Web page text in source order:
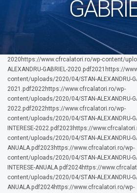
2020https://www.cfrcalatori.ro/wp-content/
ALEXANDRU-GABRIEL-2020.pdf2021https://
content/uploads/2020/04/STAN-ALEXANDRU-
2021.pdf2022https://www.cfrcalatori.ro/wp-
content/uploads/2020/04/STAN-ALEXANDRU-
2022.pdf2022https://www.cfrcalatori.ro/wp-
content/uploads/2020/04/STAN-ALEXANDRU-
INTERESE-2022.pdf2023https://
content/uploads/2020/04/STAN-ALEXANDRU-
ANUALA.pdf2023https://www.cfrcalatori.ro/wp-
content/uploads/2020/04/STAN-ALEXANDRU-
INTERESE-ANUALA.pdf2024https://
content/uploads/2020/04/STAN-ALEXANDRU-
ANUALA.pdf2024https://www.cfrcalatori.ro/wp-